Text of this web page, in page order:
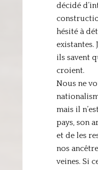
décidé
hésité à
existantes.
ils savent
croient.
Nous ne
mais il
pays, son
et de les
nos
veines. Si